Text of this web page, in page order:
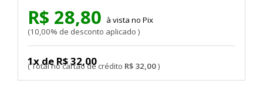
R$ 32,00
1x de R$ 32,00
R$ 28,80
10,00% de desconto aplicado
Pix